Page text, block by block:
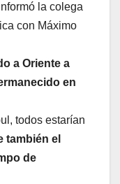
la colega
con Máximo
a Oriente a
en
todos estarían
también el
de